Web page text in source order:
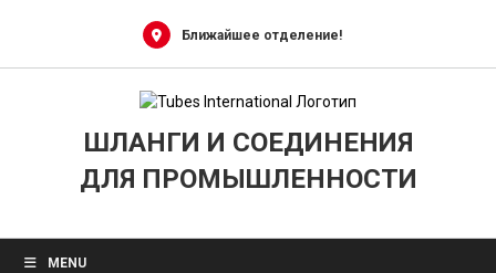
Ближайшее отделение!
ШЛАНГИ И СОЕДИНЕНИЯ
ДЛЯ ПРОМЫШЛЕННОСТИ
MENU